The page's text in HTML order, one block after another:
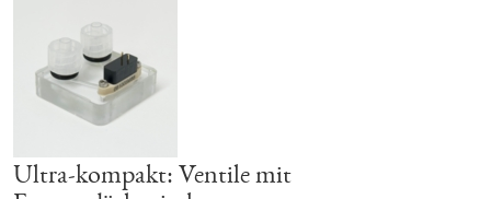
Ultra-kompakt: Ventile mit